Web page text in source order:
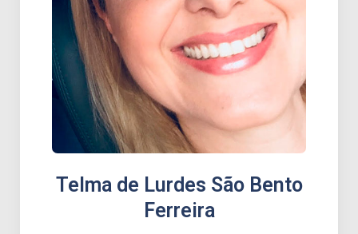
Telma de Lurdes São Bento
Ferreira